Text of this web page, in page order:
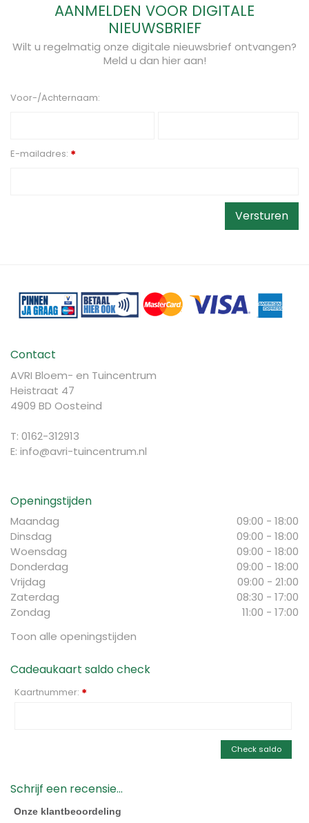
AANMELDEN VOOR DIGITALE
NIEUWSBRIEF
Wilt u regelmatig onze digitale nieuwsbrief ontvangen?
Meld u dan hier aan!
Voor-/Achternaam:
E-mailadres: *
Contact
AVRI Bloem- en Tuincentrum
Heistraat 47
4909 BD Oosteind
T: 0162-312913
E: info@avri-tuincentrum.nl
Openingstijden
Maandag
09:00 - 18:00
Dinsdag
09:00 - 18:00
Woensdag
09:00 - 18:00
Donderdag
09:00 - 18:00
Vrijdag
09:00 - 21:00
Zaterdag
08:30 - 17:00
Zondag
11:00 - 17:00
Toon alle openingstijden
Cadeaukaart saldo check
Kaartnummer: *
Check saldo
Schrijf een recensie...